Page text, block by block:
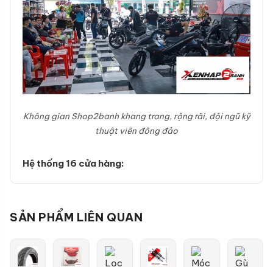
Không gian Shop2banh khang trang, rộng rãi, đội ngũ kỹ
thuật viên đông đảo
Hệ thống 16 cửa hàng:
SẢN PHẨM LIÊN QUAN